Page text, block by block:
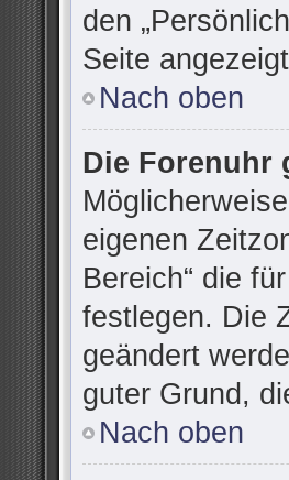
den
Seite
Nach oben
Die Forenuhr
eigenen
Bereich“ die
festlegen. Die
geändert
guter Grund,
Nach oben